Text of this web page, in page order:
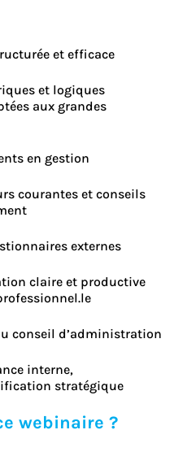
et efficace
et logiques
aux grandes
en gestion
courantes et conseils
externes
claire et productive
conseil d’administration
interne,
stratégique
webinaire ?